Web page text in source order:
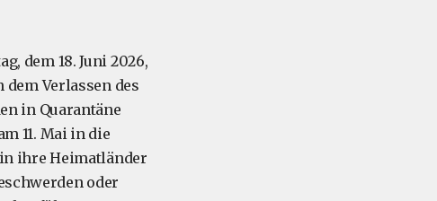
dem 18. Juni 2026,
dem Verlassen des
in Quarantäne
11. Mai in die
ihre Heimatländer
oder